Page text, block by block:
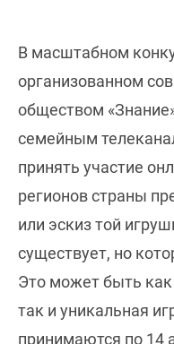
В масштабном
организованном
обществом
семейным
принять участие
регионов страны
или эскиз той
существует, но
Это может быть
так и уникальная
принимаются по 14